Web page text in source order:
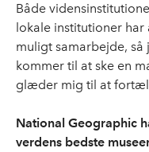
Både
lokale institutioner
muligt samarbejde,
kommer til at ske en
glæder mig til at
National Geographic
verdens bedste